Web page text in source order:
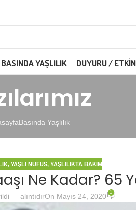
BASINDA YAŞLILIK DUYURU /
Basında Yaşlılık
, YAŞLI NÜFUS, YAŞLILIKTA BAKIM
Ne Kadar? 65
alıntıdırOn Mayıs 24, 2020 1